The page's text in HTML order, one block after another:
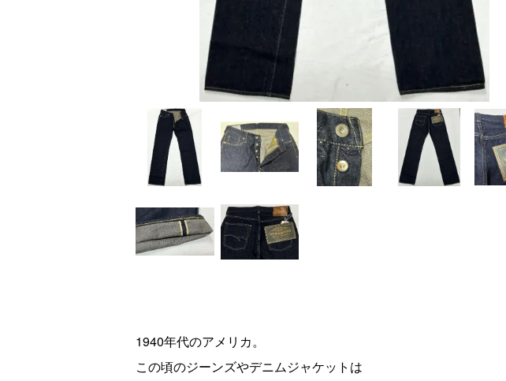
1940年代のアメリカ。
この頃のジーンズやデニムジャケットは